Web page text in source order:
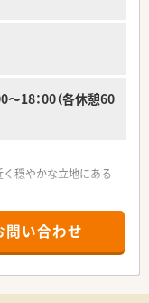
18：00（各休憩60
穏やかな立地にある
です。
問い合わせ